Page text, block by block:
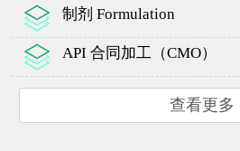
制剂 Formulation
API 合同加工（CMO）
查看更多